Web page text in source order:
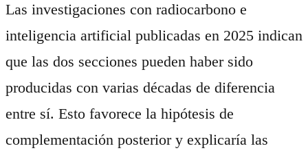
Las investigaciones con radiocarbono e
inteligencia artificial publicadas en 2025 indican
que las dos secciones pueden haber sido
producidas con varias décadas de diferencia
entre sí. Esto favorece la hipótesis de
complementación posterior y explicaría las